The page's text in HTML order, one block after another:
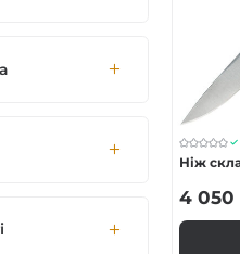
Ніж
4 050